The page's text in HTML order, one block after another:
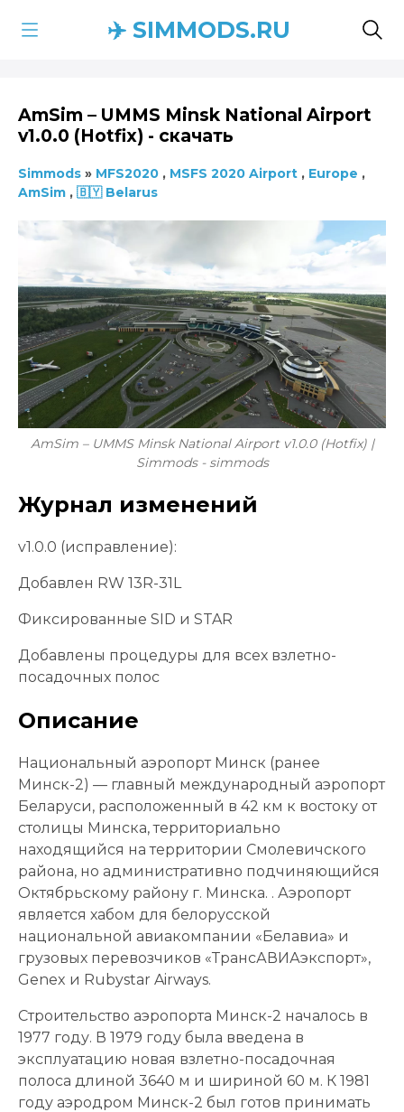
✈️ SIMMODS.RU
AmSim – UMMS Minsk National Airport
v1.0.0 (Hotfix) - скачать
Simmods » MFS2020 , MSFS 2020 Airport , Europe ,
AmSim , 🇧🇾 Belarus
AmSim – UMMS Minsk National Airport v1.0.0 (Hotfix) |
Simmods - simmods
Журнал изменений
v1.0.0 (исправление):
Добавлен RW 13R-31L
Фиксированные SID и STAR
Добавлены процедуры для всех взлетно-
посадочных полос
Описание
Национальный аэропорт Минск (ранее
Минск-2) — главный международный аэропорт
Беларуси, расположенный в 42 км к востоку от
столицы Минска, территориально
находящийся на территории Смолевичского
района, но административно подчиняющийся
Октябрьскому району г. Минска. . Аэропорт
является хабом для белорусской
национальной авиакомпании «Белавиа» и
грузовых перевозчиков «ТрансАВИАэкспорт»,
Genex и Rubystar Airways.
Строительство аэропорта Минск-2 началось в
1977 году. В 1979 году была введена в
эксплуатацию новая взлетно-посадочная
полоса длиной 3640 м и шириной 60 м. К 1981
году аэродром Минск-2 был готов принимать